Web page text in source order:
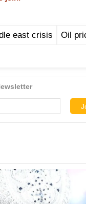
east crisis Oil